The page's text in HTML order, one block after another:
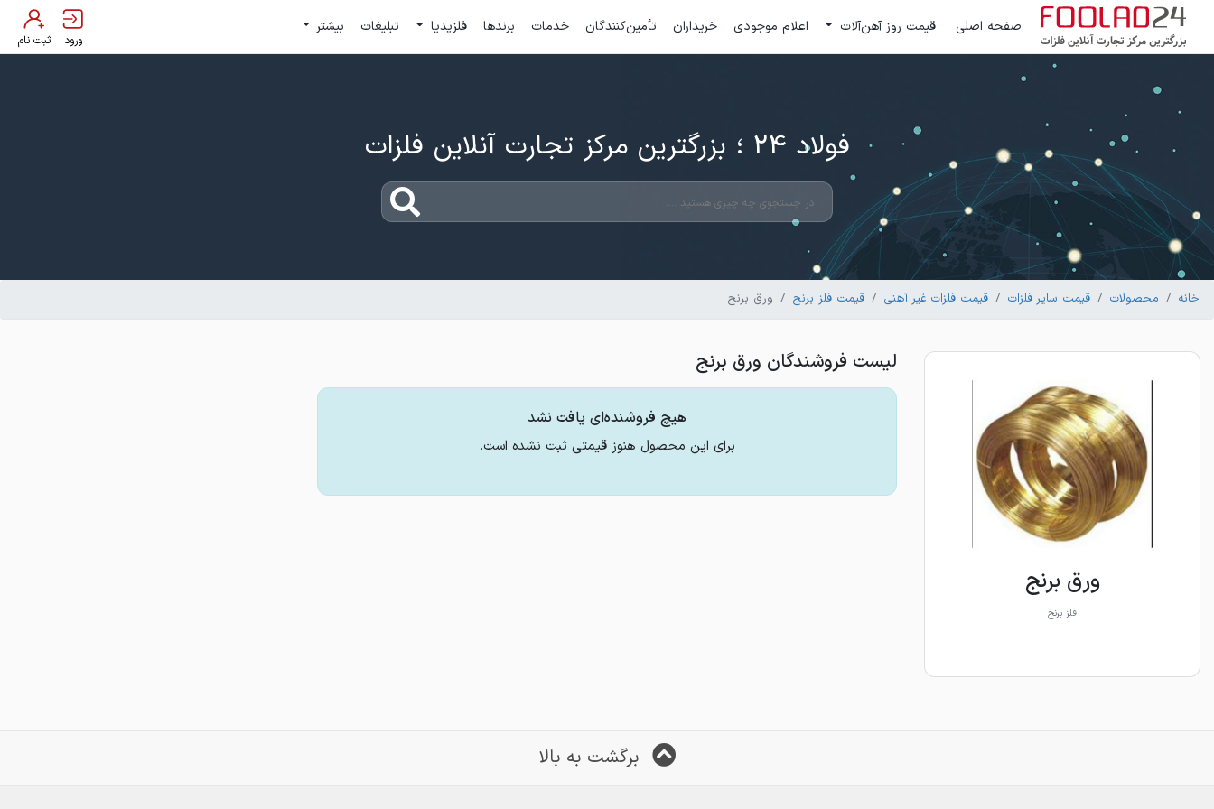
صفحه اصلی قیمت روز آهن‌آلات اعلام موجودی خریداران تأمین‌کنندگان خدمات برندها فلزپدیا تبلیغات بیشتر
ورود ثبت نام
فولاد 24 ؛ بزرگترین مرکز تجارت آنلاین فلزات
خانه محصولات قیمت سایر فلزات قیمت فلزات غیر آهنی قیمت فلز برنج ورق برنج
ورق برنج
فلز برنج
لیست فروشندگان ورق برنج
هیچ فروشنده‌ای یافت نشد
برای این محصول هنوز قیمتی ثبت نشده است.
برگشت به بالا